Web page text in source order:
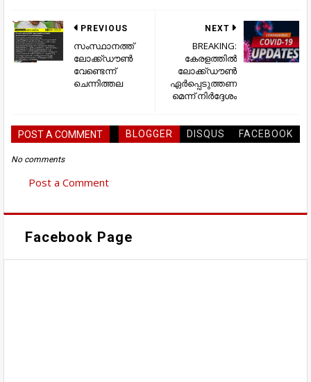
NEXT
BREAKING:
കേരളത്തിൽ
ലോക്ക്ഡൗൺ
ഏർപ്പെടുത്തണ
മെന്ന് നിർദ്ദേശം
PREVIOUS
സംസ്ഥാനത്ത്
ലോക്ക്ഡൗണ്‍
വേണ്ടെന്ന്
ചെന്നിത്തല
POST A COMMENT BLOGGER DISQUS FACEBOOK
No comments
Post a Comment
Facebook Page